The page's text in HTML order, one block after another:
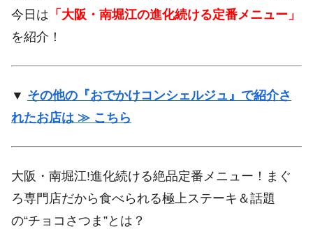
今日は 「大阪・南堀江の進化続ける定番メニュー」
を紹介！
▼ その他の『おでかけコンシェルジュ』で紹介さ
れたお店は ≫ こちら
大阪・南堀江!進化続ける絶品定番メニュー！まぐ
ろ専門店だから食べられる極上ステーキ＆話題
の“チョコさつま”とは？